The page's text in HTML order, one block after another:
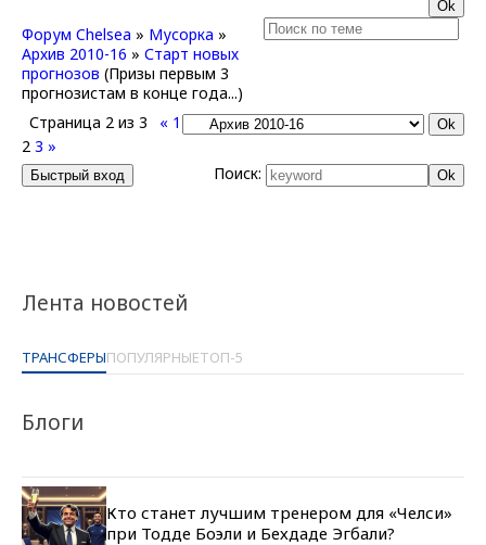
Лента новостей
ТРАНСФЕРЫПОПУЛЯРНЫЕТОП-5
Блоги
Кто станет лучшим тренером для «Челси»
при Тодде Боэли и Бехдаде Эгбали?
Форум Chelsea » Мусорка »
Архив 2010-16 » Старт новых
прогнозов (Призы первым 3
прогнозистам в конце года...)
Страница 2 из 3 « 1
2 3 »
Поиск: